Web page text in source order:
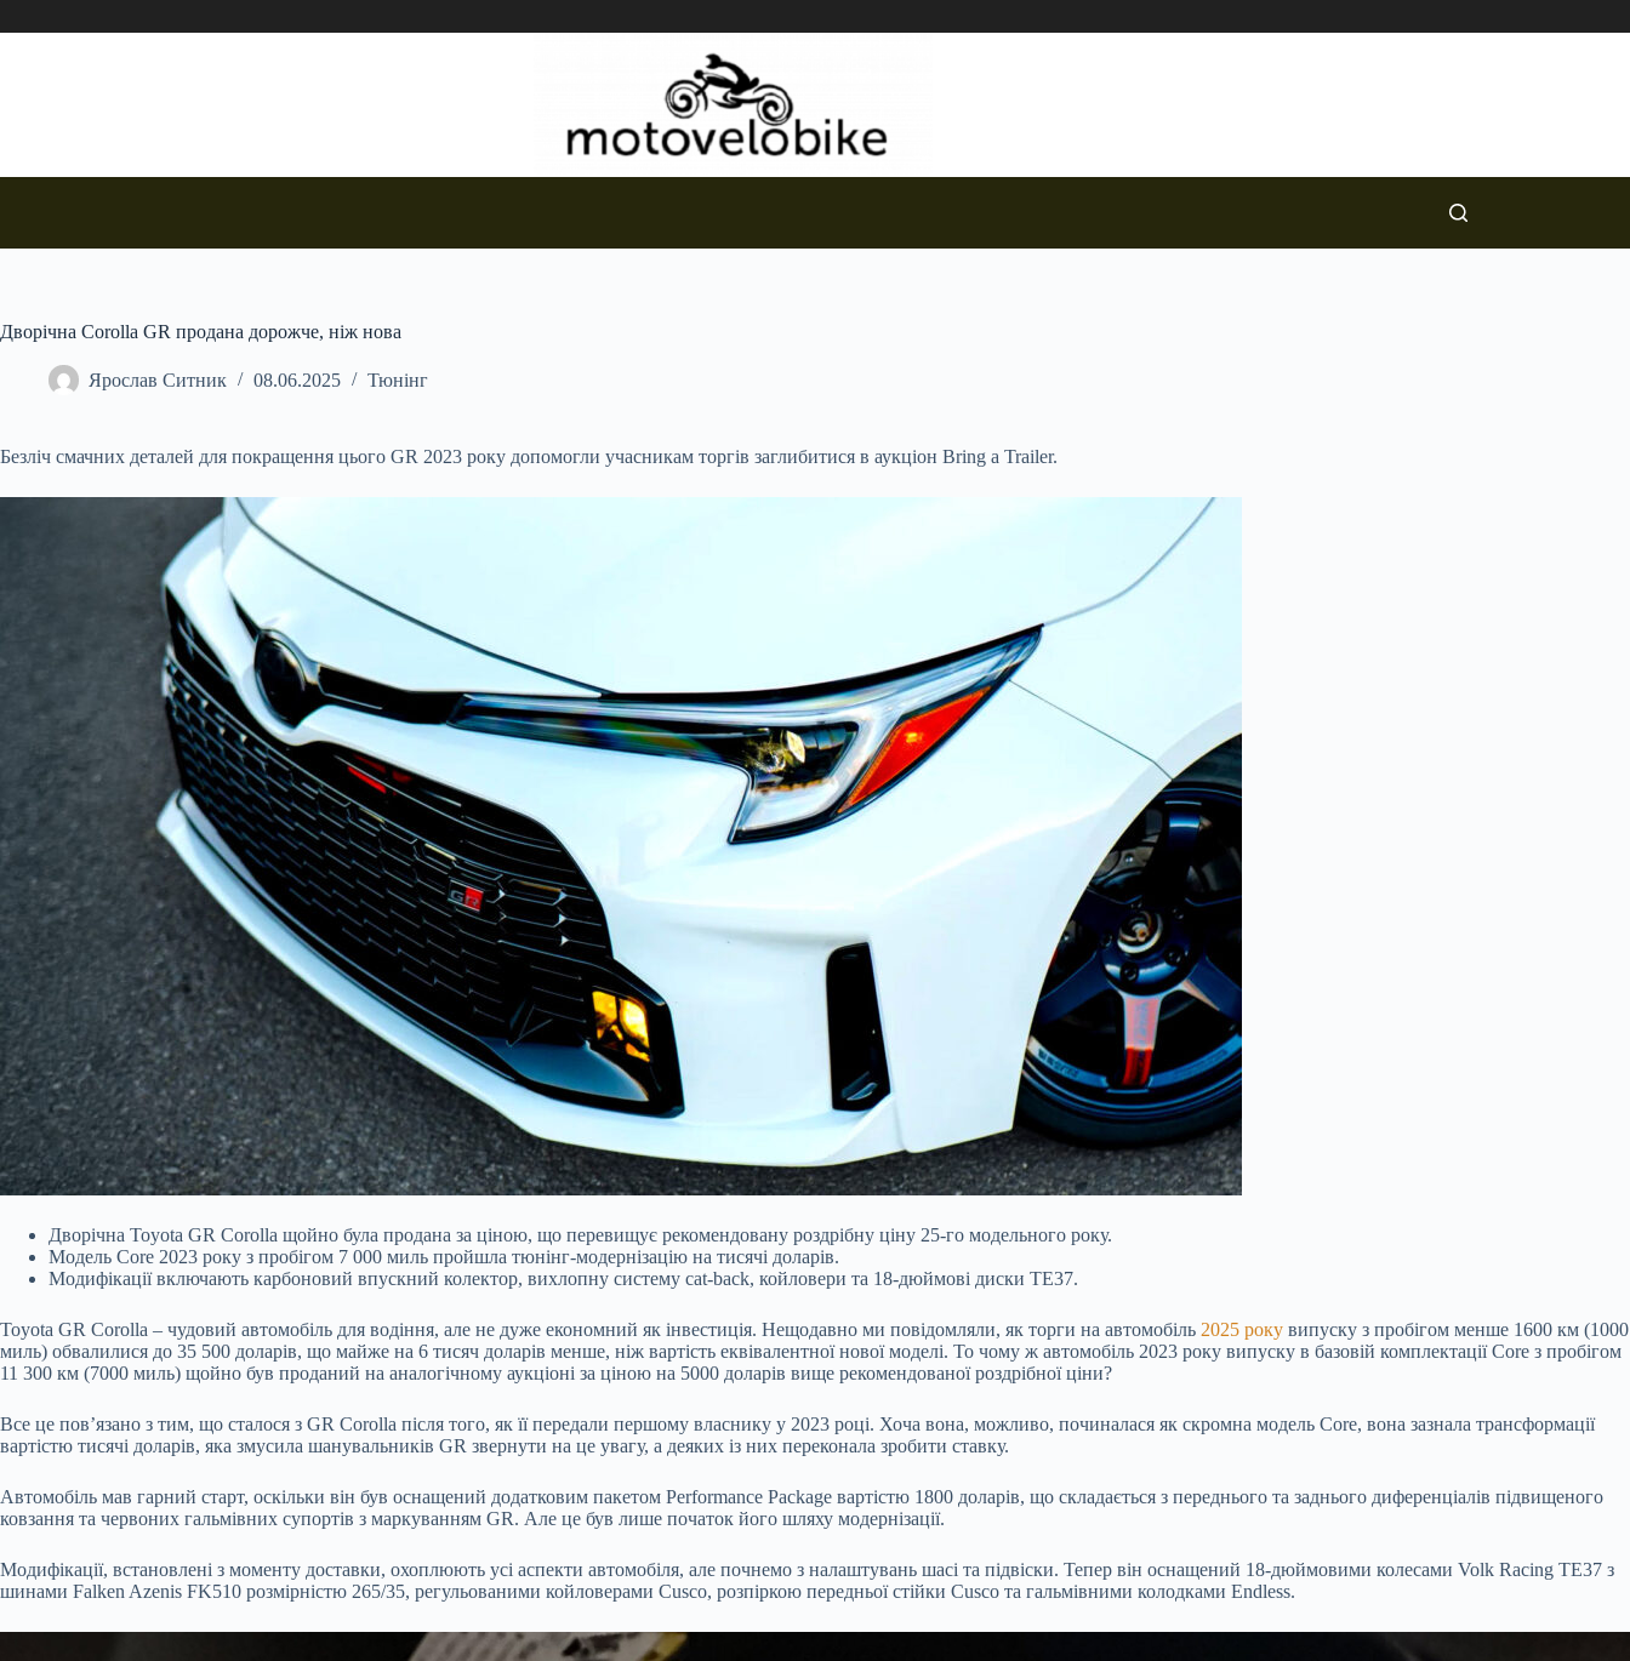
до
Дворічна Corolla GR продана дорожче, ніж нова
Ярослав Ситник 08.06.2025 Тюнінг
Безліч смачних деталей для покращення цього GR 2023 року допомогли учасникам торгів заглибитися в аукціон Bring a Trailer.
Дворічна Toyota GR Corolla щойно була продана за ціною, що перевищує рекомендовану роздрібну ціну 25-го модельного року.
Модель Core 2023 року з пробігом 7 000 миль пройшла тюнінг-модернізацію на тисячі доларів.
Модифікації включають карбоновий впускний колектор, вихлопну систему cat-back, койловери та 18-дюймові диски TE37.
Toyota GR Corolla – чудовий автомобіль для водіння, але не дуже економний як інвестиція. Нещодавно ми повідомляли, як торги на автомобіль 2025 року випуску з пробігом менше 1600 км (1000
миль) обвалилися до 35 500 доларів, що майже на 6 тисяч доларів менше, ніж вартість еквівалентної нової моделі. То чому ж автомобіль 2023 року випуску в базовій комплектації Core з пробігом
11 300 км (7000 миль) щойно був проданий на аналогічному аукціоні за ціною на 5000 доларів вище рекомендованої роздрібної ціни?
Все це пов’язано з тим, що сталося з GR Corolla після того, як її передали першому власнику у 2023 році. Хоча вона, можливо, починалася як скромна модель Core, вона зазнала трансформації
вартістю тисячі доларів, яка змусила шанувальників GR звернути на це увагу, а деяких із них переконала зробити ставку.
Автомобіль мав гарний старт, оскільки він був оснащений додатковим пакетом Performance Package вартістю 1800 доларів, що складається з переднього та заднього диференціалів підвищеного
ковзання та червоних гальмівних супортів з маркуванням GR. Але це був лише початок його шляху модернізації.
Модифікації, встановлені з моменту доставки, охоплюють усі аспекти автомобіля, але почнемо з налаштувань шасі та підвіски. Тепер він оснащений 18-дюймовими колесами Volk Racing TE37 з
шинами Falken Azenis FK510 розмірністю 265/35, регульованими койловерами Cusco, розпіркою передньої стійки Cusco та гальмівними колодками Endless.